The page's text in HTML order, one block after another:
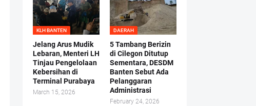
KLH BANTEN
Jelang Arus Mudik
Lebaran, Menteri LH
Tinjau Pengelolaan
Kebersihan di
Terminal Purabaya
March 15, 2026
DAERAH
5 Tambang Berizin
di Cilegon Ditutup
Sementara, DESDM
Banten Sebut Ada
Pelanggaran
Administrasi
February 24, 2026